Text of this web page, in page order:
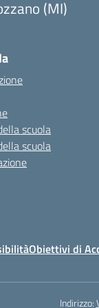
(MI)
scuola
scuola
Obiettivi di
Indirizzo: